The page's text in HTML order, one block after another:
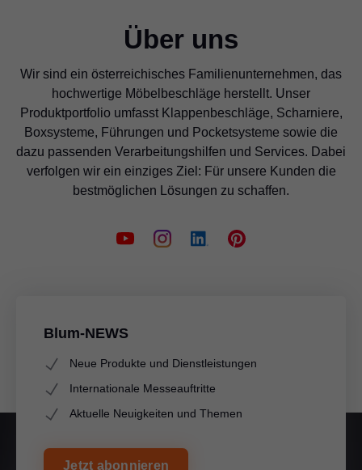
Über uns
Wir sind ein österreichisches Familienunternehmen, das
hochwertige Möbelbeschläge herstellt. Unser
Produktportfolio umfasst Klappenbeschläge, Scharniere,
Boxsysteme, Führungen und Pocketsysteme sowie die
dazu passenden Verarbeitungshilfen und Services. Dabei
verfolgen wir ein einziges Ziel: Für unsere Kunden die
bestmöglichen Lösungen zu schaffen.
Blum-NEWS
Neue Produkte und Dienstleistungen
Internationale Messeauftritte
Aktuelle Neuigkeiten und Themen
Jetzt abonnieren